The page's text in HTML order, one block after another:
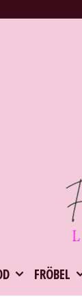
FRÖBEL